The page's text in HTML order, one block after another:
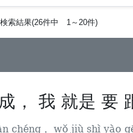
索結果(26件中 1～20件)
， 我 就是 要
chéng， wǒ jiù shì yào